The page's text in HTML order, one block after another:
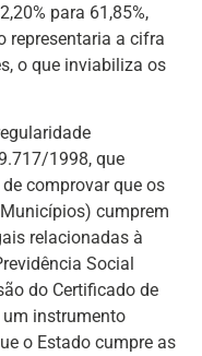
para 61,85%,
representaria a cifra
o que inviabiliza os
1998, que
comprovar que os
cumprem
relacionadas à
Social
do Certificado de
um instrumento
o Estado cumpre as